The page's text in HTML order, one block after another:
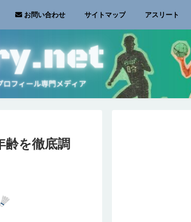
お問い合わせ サイトマップ アスリート
齢を徹底調